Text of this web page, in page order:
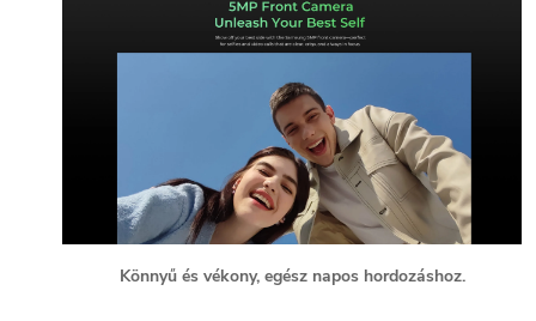
Könnyű és vékony, egész napos hordozáshoz.